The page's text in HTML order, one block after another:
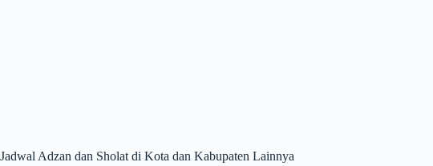
Jadwal Adzan dan Sholat di Kota dan Kabupaten Lainnya